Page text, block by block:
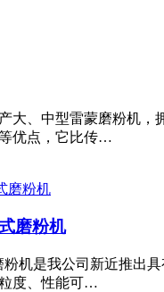
大、中型雷蒙磨粉机，
优点，它比传…
磨粉机
机是我公司新近推出
度、性能可…